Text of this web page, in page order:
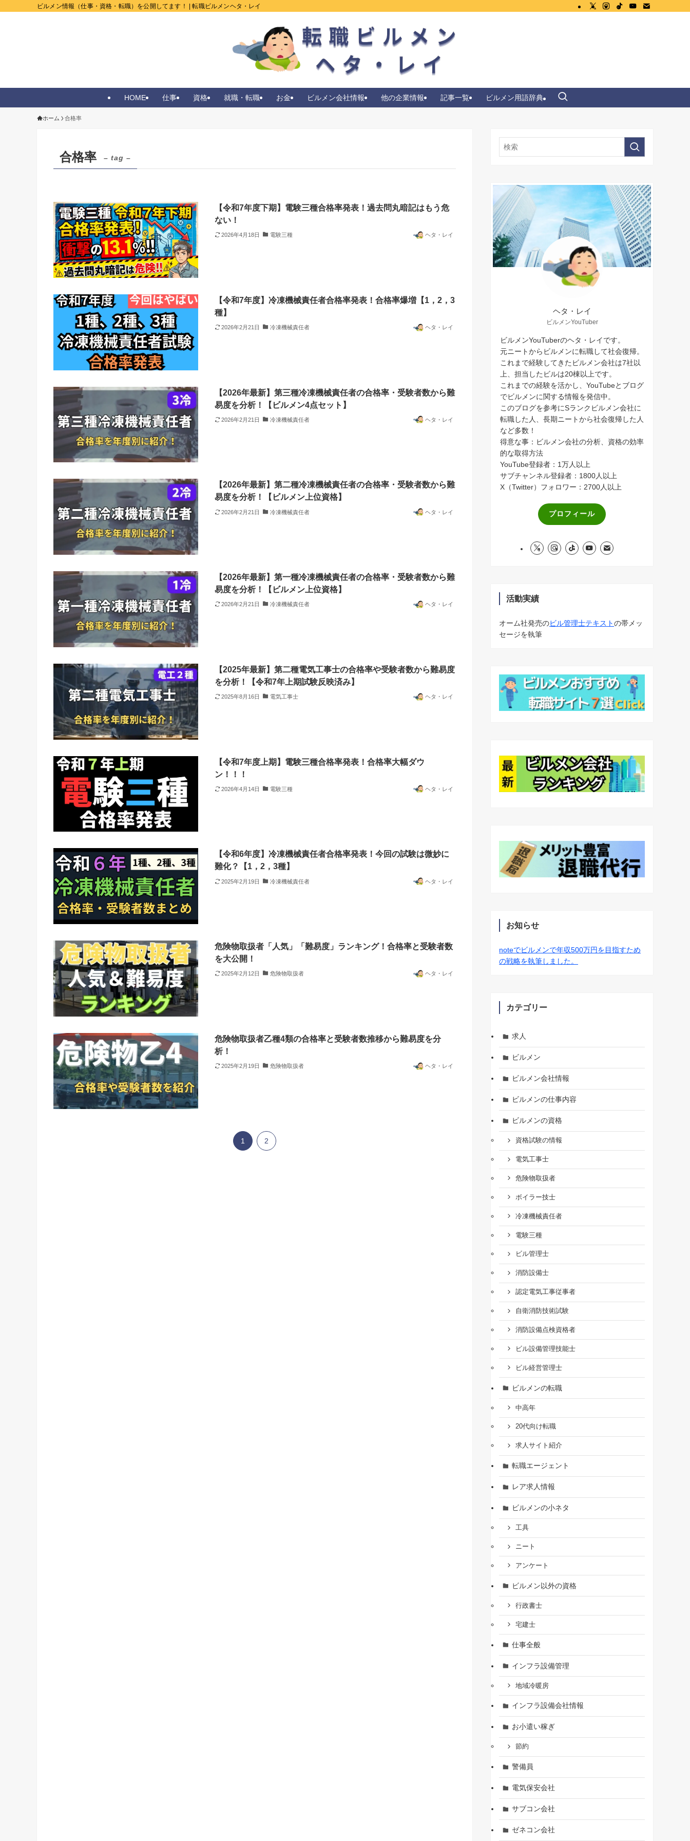
ビルメン情報（仕事・資格・転職）を公開してます！ | 転職ビルメンヘタ・レイ
HOME 仕事 資格 就職・転職 お金 ビルメン会社情報 他の企業情報 記事一覧 ビルメン用語辞典
ホーム 合格率
合格率 – tag –
【令和7年度下期】電験三種合格率発表！過去問丸暗記はもう危
ない！
2026年4月18日 電験三種 ヘタ・レイ
【令和7年度】冷凍機械責任者合格率発表！合格率爆増【1，2，3
種】
2026年2月21日 冷凍機械責任者 ヘタ・レイ
【2026年最新】第三種冷凍機械責任者の合格率・受験者数から難
易度を分析！【ビルメン4点セット】
2026年2月21日 冷凍機械責任者 ヘタ・レイ
【2026年最新】第二種冷凍機械責任者の合格率・受験者数から難
易度を分析！【ビルメン上位資格】
2026年2月21日 冷凍機械責任者 ヘタ・レイ
【2026年最新】第一種冷凍機械責任者の合格率・受験者数から難
易度を分析！【ビルメン上位資格】
2026年2月21日 冷凍機械責任者 ヘタ・レイ
【2025年最新】第二種電気工事士の合格率や受験者数から難易度
を分析！【令和7年上期試験反映済み】
2025年8月16日 電気工事士 ヘタ・レイ
【令和7年度上期】電験三種合格率発表！合格率大幅ダウ
ン！！！
2026年4月14日 電験三種 ヘタ・レイ
【令和6年度】冷凍機械責任者合格率発表！今回の試験は微妙に
難化？【1，2，3種】
2025年2月19日 冷凍機械責任者 ヘタ・レイ
危険物取扱者「人気」「難易度」ランキング！合格率と受験者数
を大公開！
2025年2月12日 危険物取扱者 ヘタ・レイ
危険物取扱者乙種4類の合格率と受験者数推移から難易度を分
析！
2025年2月19日 危険物取扱者 ヘタ・レイ
1 2
ヘタ・レイ
ビルメンYouTuber
ビルメンYouTuberのヘタ・レイです。
元ニートからビルメンに転職して社会復帰。
これまで経験してきたビルメン会社は7社以
上、担当したビルは20棟以上です。
これまでの経験を活かし、YouTubeとブログ
でビルメンに関する情報を発信中。
このブログを参考にSランクビルメン会社に
転職した人、長期ニートから社会復帰した人
など多数！
得意な事：ビルメン会社の分析、資格の効率
的な取得方法
YouTube登録者：1万人以上
サブチャンネル登録者：1800人以上
X（Twitter）フォロワー：2700人以上
プロフィール
活動実績
オーム社発売のビル管理士テキストの帯メッ
セージを執筆
お知らせ
noteでビルメンで年収500万円を目指すため
の戦略を執筆しました。
カテゴリー
求人
ビルメン
ビルメン会社情報
ビルメンの仕事内容
ビルメンの資格
資格試験の情報
電気工事士
危険物取扱者
ボイラー技士
冷凍機械責任者
電験三種
ビル管理士
消防設備士
認定電気工事従事者
自衛消防技術試験
消防設備点検資格者
ビル設備管理技能士
ビル経営管理士
ビルメンの転職
中高年
20代向け転職
求人サイト紹介
転職エージェント
レア求人情報
ビルメンの小ネタ
工具
ニート
アンケート
ビルメン以外の資格
行政書士
宅建士
仕事全般
インフラ設備管理
地域冷暖房
インフラ設備会社情報
お小遣い稼ぎ
節約
警備員
電気保安会社
サブコン会社
ゼネコン会社